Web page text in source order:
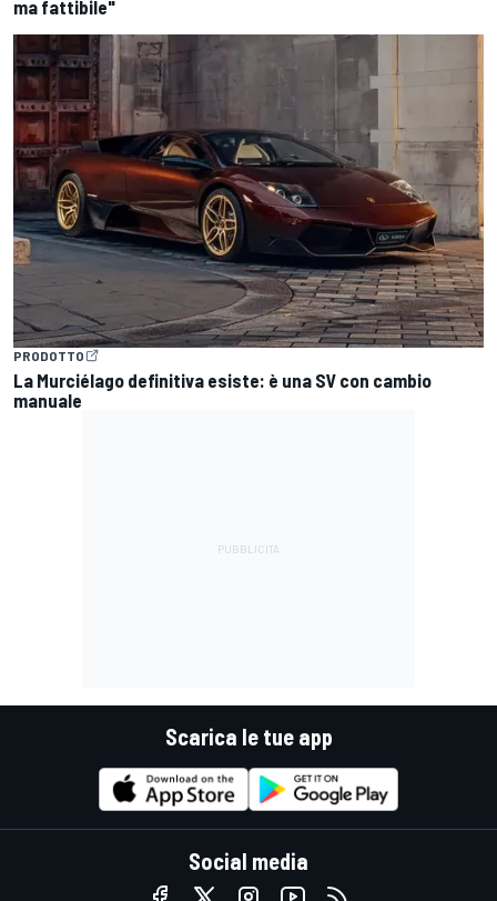
ma fattibile"
PRODOTTO
La Murciélago definitiva esiste: è una SV con cambio
manuale
Scarica le tue app
Social media